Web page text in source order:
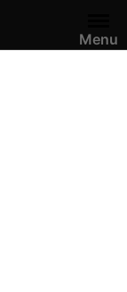
Menu